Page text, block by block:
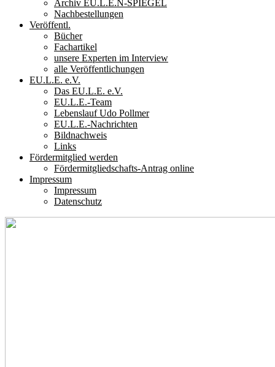
Archiv EU.L.E.N-SPIEGEL
Nachbestellungen
Veröffentl.
Bücher
Fachartikel
unsere Experten im Interview
alle Veröffentlichungen
EU.L.E. e.V.
Das EU.L.E. e.V.
EU.L.E.-Team
Lebenslauf Udo Pollmer
EU.L.E.-Nachrichten
Bildnachweis
Links
Fördermitglied werden
Fördermitgliedschafts-Antrag online
Impressum
Impressum
Datenschutz